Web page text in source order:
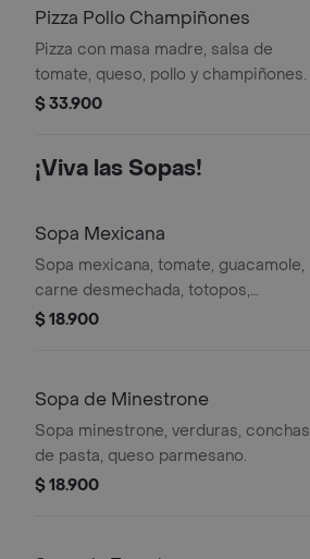
Pizza Pollo Champiñones
Pizza con masa madre, salsa de
tomate, queso, pollo y champiñones.
$ 33.900
¡Viva las Sopas!
Sopa Mexicana
Sopa mexicana, tomate, guacamole,
carne desmechada, totopos,
jalapeños.
$ 18.900
Sopa de Minestrone
Sopa minestrone, verduras, conchas
de pasta, queso parmesano.
$ 18.900